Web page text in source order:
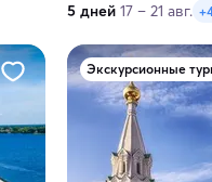
5 дней 17 – 21 авг.
Экскурсионные